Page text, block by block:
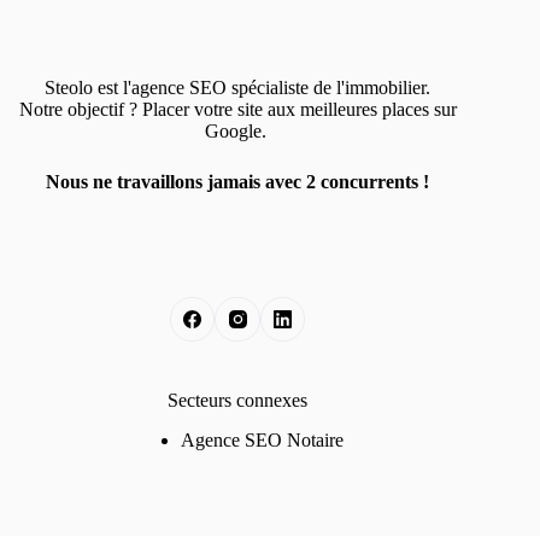
Steolo est l'agence SEO spécialiste de l'immobilier.
Notre objectif ? Placer votre site aux meilleures places sur
Google.
Nous ne travaillons jamais avec 2 concurrents !
Secteurs connexes
Agence SEO Notaire